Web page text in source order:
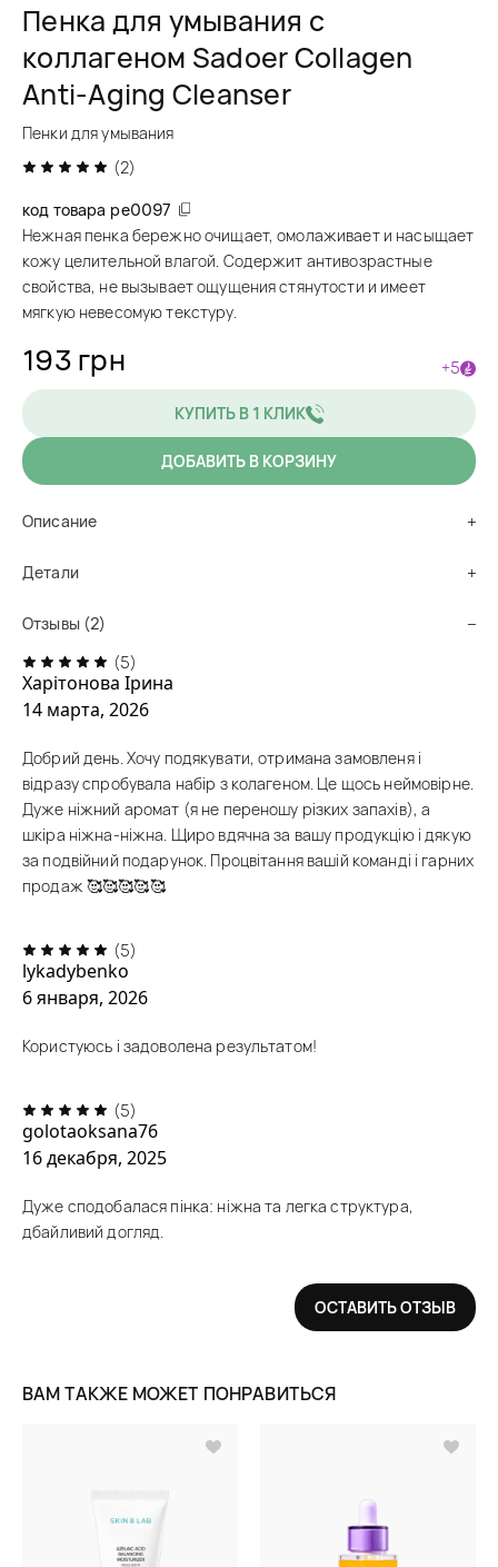
Пенка для умывания с
коллагеном Sadoer Collagen
Anti-Aging Cleanser
Пенки для умывания
(2)
код товара pe0097
Нежная пенка бережно очищает, омолаживает и насыщает
кожу целительной влагой. Содержит антивозрастные
свойства, не вызывает ощущения стянутости и имеет
мягкую невесомую текстуру.
193 грн +5
КУПИТЬ В 1 КЛИК
ДОБАВИТЬ В КОРЗИНУ
Описание
Детали
Отзывы (2)
(5)
Харітонова Ірина
14 марта, 2026
Добрий день. Хочу подякувати, отримана замовленя і
відразу спробувала набір з колагеном. Це щось неймовірне.
Дуже ніжний аромат (я не переношу різких запахів), а
шкіра ніжна-ніжна. Щиро вдячна за вашу продукцію і дякую
за подвійний подарунок. Процвітання вашій команді і гарних
продаж 🥰🥰🥰🥰🥰
(5)
lykadybenko
6 января, 2026
Користуюсь і задоволена результатом!
(5)
golotaoksana76
16 декабря, 2025
Дуже сподобалася пінка: ніжна та легка структура,
дбайливий догляд.
ОСТАВИТЬ ОТЗЫВ
ВАМ ТАКЖЕ МОЖЕТ ПОНРАВИТЬСЯ